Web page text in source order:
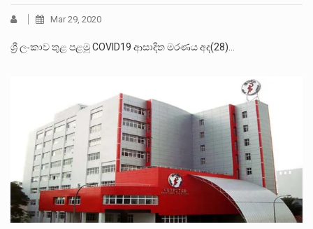
Mar 29, 2020
ශ්‍රී ලංකාව තුළ පළමු COVID19 ආසාදිත මරණය අද(28)…